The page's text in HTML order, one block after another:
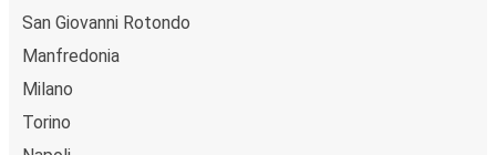
San Giovanni Rotondo
Manfredonia
Milano
Torino